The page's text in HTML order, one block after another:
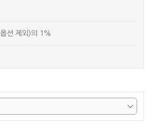
션 제외)의 1%